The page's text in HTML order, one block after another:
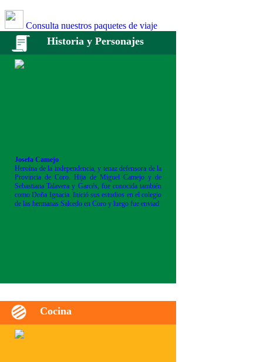
Consulta nuestros paquetes de viaje
Historia y Personajes
Josefa Camejo
Heroína de la independencia, y tenaz defensora de la
Provincia de Coro. Hija de Miguel Camejo y de
Sebastiana Talavera y Garcés, fue conocida también
como Doña Ignacia. Inició sus estudios en el colegio
de las hermanas Salcedo en Coro y luego fue enviad
Cocina